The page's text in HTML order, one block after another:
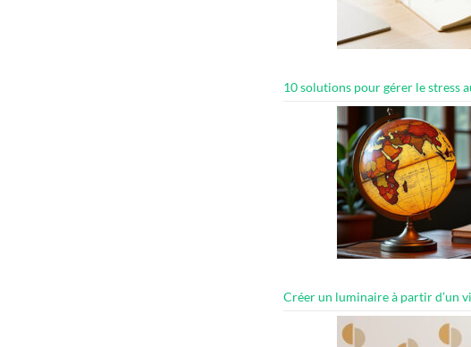
10 solutions pour gérer le stress
Créer un luminaire à partir d’un